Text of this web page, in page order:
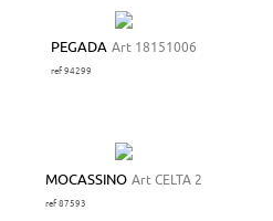
PEGADA Art 18151006
ref 94299
MOCASSINO Art CELTA 2
ref 87593